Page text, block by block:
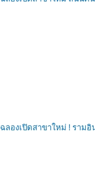
ฉลองเปิดสาขาใหม่ ! รามอิ